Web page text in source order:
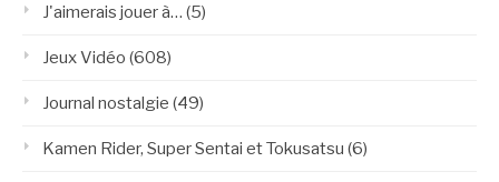
J'aimerais jouer à… (5)
Jeux Vidéo (608)
Journal nostalgie (49)
Kamen Rider, Super Sentai et Tokusatsu (6)